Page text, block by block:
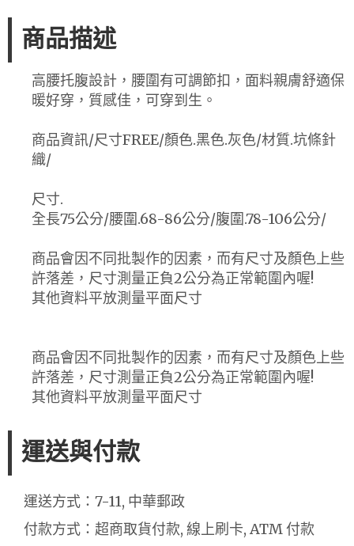
商品描述
高腰托腹設計，腰圍有可調節扣，面料親膚舒適保
暖好穿，質感佳，可穿到生。
商品資訊/尺寸FREE/顏色.黑色.灰色/材質.坑條針
織/
尺寸.
全長75公分/腰圍.68-86公分/腹圍.78-106公分/
商品會因不同批製作的因素，而有尺寸及顏色上些
許落差，尺寸測量正負2公分為正常範圍內喔!
其他資料平放測量平面尺寸
商品會因不同批製作的因素，而有尺寸及顏色上些
許落差，尺寸測量正負2公分為正常範圍內喔!
其他資料平放測量平面尺寸
運送與付款
運送方式：7-11, 中華郵政
付款方式：超商取貨付款, 線上刷卡, ATM 付款